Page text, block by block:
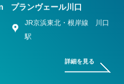
プランヴェール川口
JR京浜東北・根岸線 川口
駅
詳細を見る